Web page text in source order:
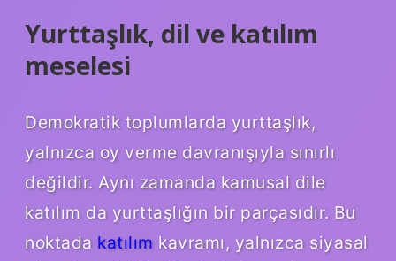
Yurttaşlık, dil ve katılım
meselesi
Demokratik toplumlarda yurttaşlık,
yalnızca oy verme davranışıyla sınırlı
değildir. Aynı zamanda kamusal dile
katılım da yurttaşlığın bir parçasıdır. Bu
noktada katılım kavramı, yalnızca siyasal